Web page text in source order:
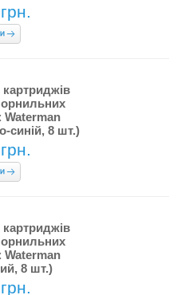
картриджів
Waterman
синій, 8 шт.)
картриджів
Waterman
8 шт.)